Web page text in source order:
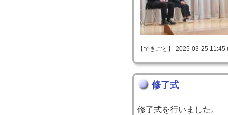
【できごと】 2025-03-25
修了式
修了式を行いました。